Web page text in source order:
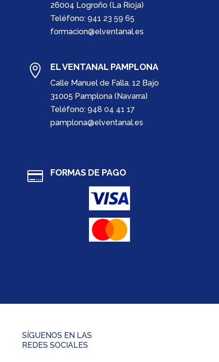
26004 Logroño (La Rioja)
Teléfono: 941 23 59 65
formacion@elventanal.es
 EL VENTANAL PAMPLONA
Calle Manuel de Falla, 12 Bajo
31005 Pamplona (Navarra)
Teléfono: 948 04 41 17
pamplona@elventanal.es
 FORMAS DE PAGO
SÍGUENOS EN LAS
REDES SOCIALES